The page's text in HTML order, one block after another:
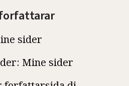
sider
Mine sider